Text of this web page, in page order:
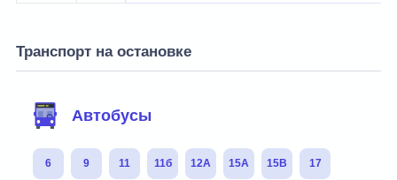
Транспорт на остановке
Автобусы
6 9 11 11б 12А 15А 15В 17